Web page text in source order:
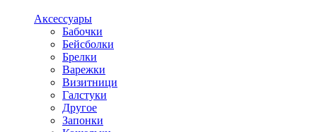
Аксессуары
Бабочки
Бейсболки
Брелки
Варежки
Визитници
Галстуки
Другое
Запонки